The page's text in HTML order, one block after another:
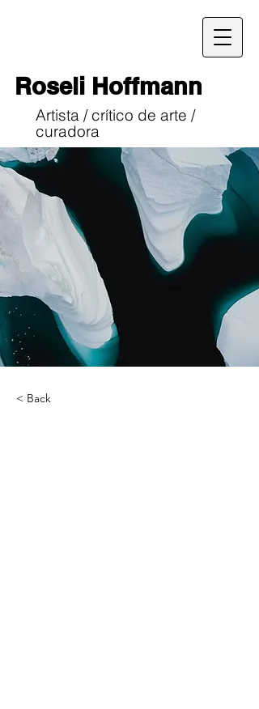
Roseli Hoffmann
Artista / crítico de arte /
curadora
< Back